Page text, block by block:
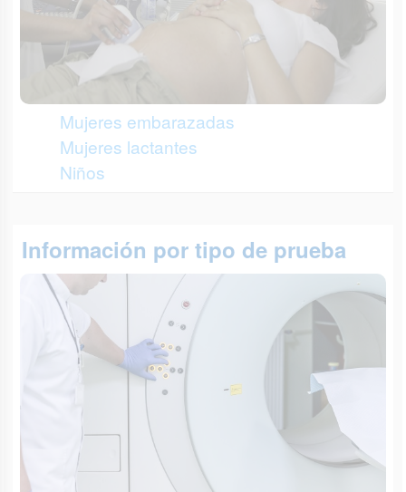
Mujeres embarazadas
Mujeres lactantes
Niños
Información por tipo de prueba